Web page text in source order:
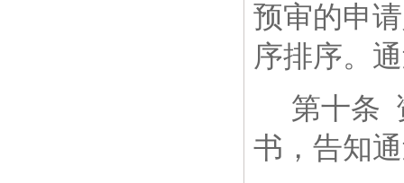
预审的申
序排序。
第十条
书，告知